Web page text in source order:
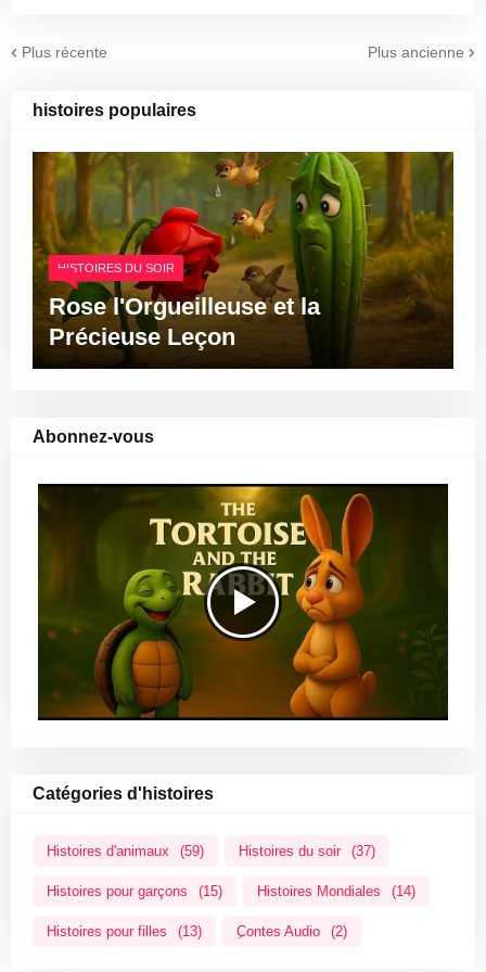
Plus récente Plus ancienne
histoires populaires
HISTOIRES DU SOIR
Rose l'Orgueilleuse et la
Précieuse Leçon
Abonnez-vous
Catégories d'histoires
Histoires d'animaux (59) Histoires du soir (37)
Histoires pour garçons (15) Histoires Mondiales (14)
Histoires pour filles (13) ِContes Audio (2)